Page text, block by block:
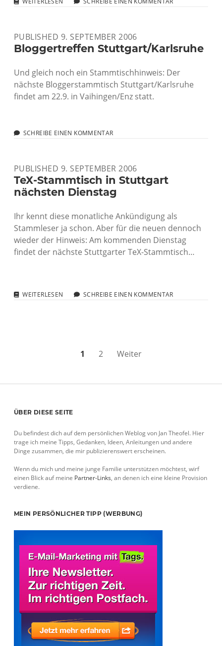
PUBLISHED 9. SEPTEMBER 2006
Bloggertreffen Stuttgart/Karlsruhe
Und gleich noch ein Stammtischhinweis: Der
nächste Bloggerstammtisch Stuttgart/Karlsruhe
findet am 22.9. in Vaihingen/Enz statt.
SCHREIBE EINEN KOMMENTAR
PUBLISHED 9. SEPTEMBER 2006
TeX-Stammtisch in Stuttgart
nächsten Dienstag
Ihr kennt diese monatliche Ankündigung als
Stammleser ja schon. Aber für die neuen dennoch
wieder der Hinweis: Am kommenden Dienstag
findet der nächste Stuttgarter TeX-Stammtisch…
WEITERLESEN TEX-
SCHREIBE EINEN KOMMENTAR
Seitennummerierung
1 2 Weiter
Sidebar
ÜBER DIESE SEITE
Du befindest dich auf dem persönlichen Weblog von Jan Theofel. Hier
trage ich meine Tipps, Gedanken, Ideen, Anleitungen und andere
Dinge zusammen, die mir publizierenswert erscheinen.
Wenn du mich und meine junge Familie unterstützen möchtest, wirf
einen Blick auf meine Partner-Links, an denen ich eine kleine Provision
verdiene.
MEIN PERSÖNLICHER TIPP (WERBUNG)